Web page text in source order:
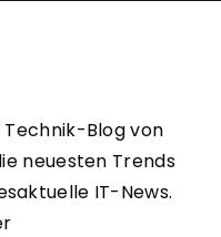
Blog von
neuesten Trends
IT-News.